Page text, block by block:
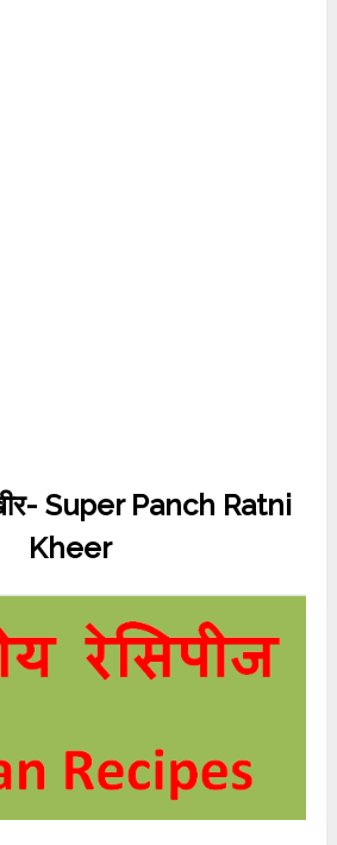
Super Panch Ratni
Kheer